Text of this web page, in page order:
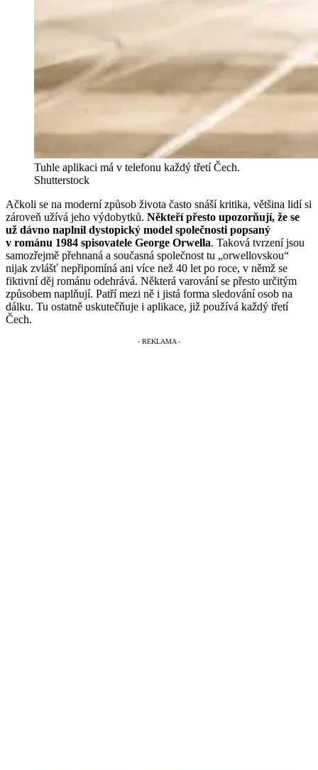
Tuhle aplikaci má v telefonu každý třetí Čech.
Shutterstock
Ačkoli se na moderní způsob života často snáší kritika, většina lidí si
zároveň užívá jeho výdobytků. Někteří přesto upozorňují, že se
už dávno naplnil dystopický model společnosti popsaný
v románu 1984 spisovatele George Orwella. Taková tvrzení jsou
samozřejmě přehnaná a současná společnost tu „orwellovskou“
nijak zvlášť nepřipomíná ani více než 40 let po roce, v němž se
fiktivní děj románu odehrává. Některá varování se přesto určitým
způsobem naplňují. Patří mezi ně i jistá forma sledování osob na
dálku. Tu ostatně uskutečňuje i aplikace, již používá každý třetí
Čech.